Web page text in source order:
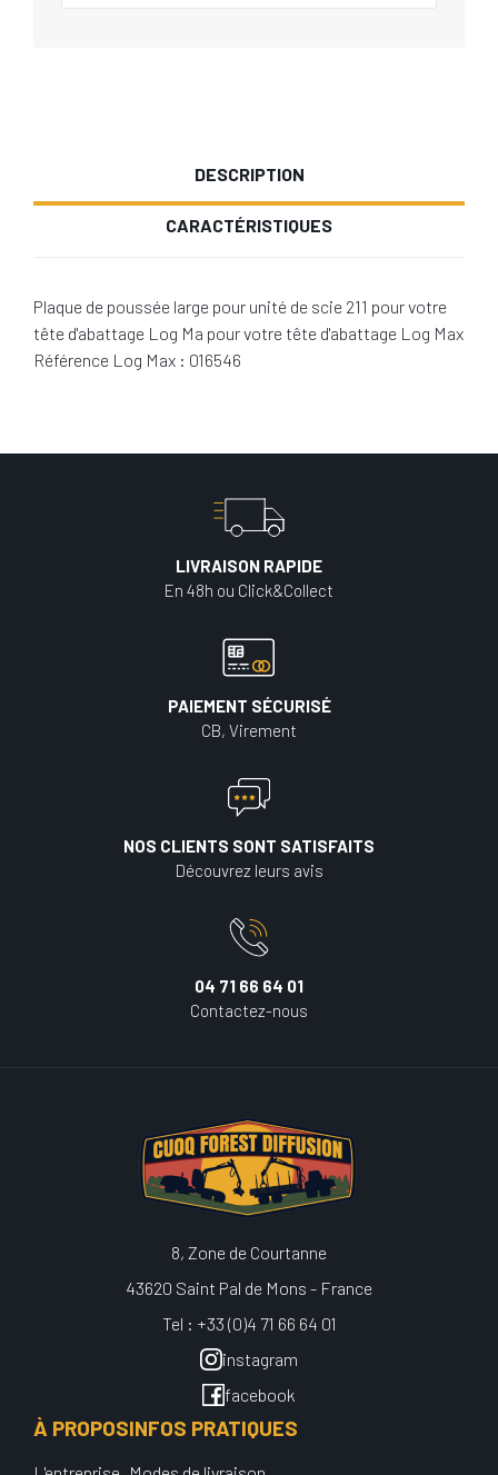
DESCRIPTION
CARACTÉRISTIQUES
Plaque de poussée large pour unité de scie 211 pour votre
tête d'abattage Log Ma pour votre tête d'abattage Log Max
Référence Log Max : 016546
LIVRAISON RAPIDE
En 48h ou Click&Collect
PAIEMENT SÉCURISÉ
CB, Virement
NOS CLIENTS SONT SATISFAITS
Découvrez leurs avis
04 71 66 64 01
Contactez-nous
8, Zone de Courtanne
43620 Saint Pal de Mons - France
Tel : +33 (0)4 71 66 64 01
instagram
facebook
À PROPOSINFOS PRATIQUES